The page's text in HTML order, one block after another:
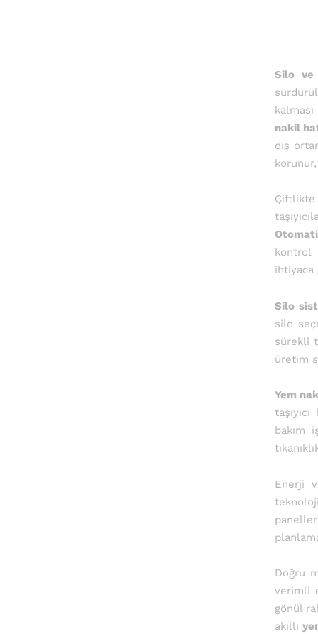
Silo ve
nakil
dış
Çiftlikte
kontrol
ihtiyaca
Silo
silo
sürekli
üretim
Yem
bakım
Enerji
Doğru
verimli
gönül
akıllı